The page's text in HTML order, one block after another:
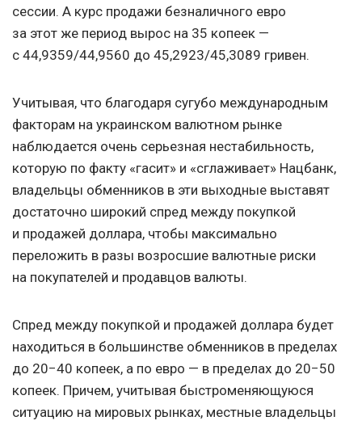
сессии. А курс продажи безналичного евро
за этот же период вырос на 35 копеек —
с 44,9359/44,9560 до 45,2923/45,3089 гривен.
Учитывая, что благодаря сугубо международным
факторам на украинском валютном рынке
наблюдается очень серьезная нестабильность,
которую по факту «гасит» и «сглаживает» Нацбанк,
владельцы обменников в эти выходные выставят
достаточно широкий спред между покупкой
и продажей доллара, чтобы максимально
переложить в разы возросшие валютные риски
на покупателей и продавцов валюты.
Спред между покупкой и продажей доллара будет
находиться в большинстве обменников в пределах
до 20−40 копеек, а по евро — в пределах до 20−50
копеек. Причем, учитывая быстроменяющуюся
ситуацию на мировых рынках, местные владельцы